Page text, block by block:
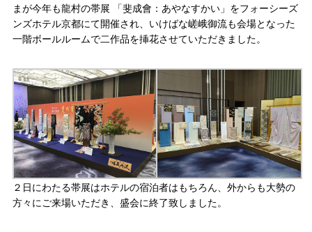
まが今年も龍村の帯展 「斐成會：あやなすかい」をフォーシーズ
ンズホテル京都にて開催され、いけばな嵯峨御流も会場となった
一階ボールルームで二作品を挿花させていただきました。
２日にわたる帯展はホテルの宿泊者はもちろん、外からも大勢の
方々にご来場いただき、盛会に終了致しました。